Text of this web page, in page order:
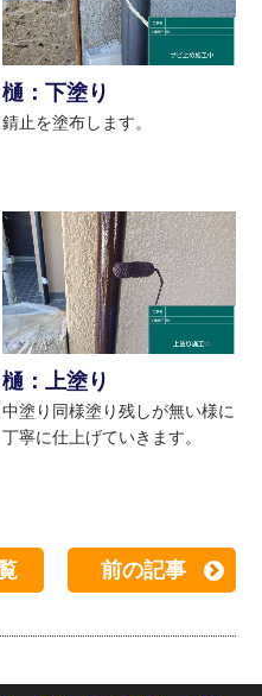
樋：下塗り
錆止を塗布します。
樋：上塗り
中塗り同様塗り残しが無い様に
丁寧に仕上げていきます。
前の記事